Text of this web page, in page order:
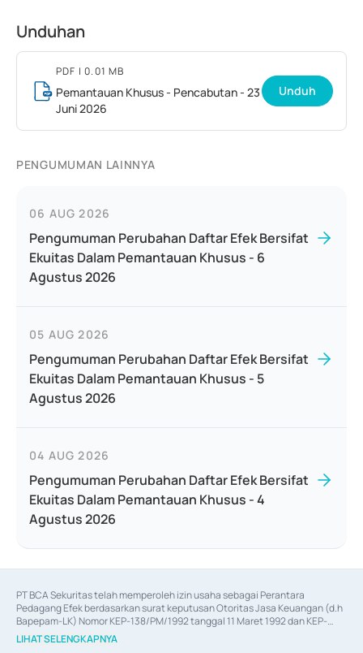
Unduhan
PDF | 0.01 MB
Pemantauan Khusus - Pencabutan - 23
Juni 2026
Unduh
PENGUMUMAN LAINNYA
06 AUG 2026
Pengumuman Perubahan Daftar Efek Bersifat
Ekuitas Dalam Pemantauan Khusus - 6
Agustus 2026
05 AUG 2026
Pengumuman Perubahan Daftar Efek Bersifat
Ekuitas Dalam Pemantauan Khusus - 5
Agustus 2026
04 AUG 2026
Pengumuman Perubahan Daftar Efek Bersifat
Ekuitas Dalam Pemantauan Khusus - 4
Agustus 2026
PT BCA Sekuritas telah memperoleh izin usaha sebagai Perantara
Pedagang Efek berdasarkan surat keputusan Otoritas Jasa Keuangan (d.h
Bapepam-LK) Nomor KEP-138/PM/1992 tanggal 11 Maret 1992 dan KEP-
06/D.04/2014 tanggal 28 Februari 2014, izin usaha sebagai Penjamin Emisi
Efek berdasarkan surat keputusan Otoritas Jasa Keuangan Nomor KEP-
LIHAT SELENGKAPNYA